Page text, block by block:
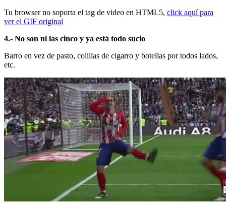
Tu browser no soporta el tag de video en HTML5, click aquí para
ver el GIF original
4.- No son ni las cinco y ya está todo sucio
Barro en vez de pasto, colillas de cigarro y botellas por todos lados,
etc.